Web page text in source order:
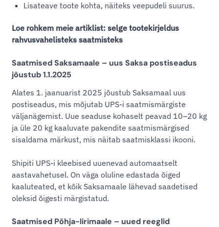
Lisateave toote kohta, näiteks veepudeli suurus.
Loe rohkem meie artiklist: selge tootekirjeldus
rahvusvahelisteks saatmisteks
Saatmised Saksamaale – uus Saksa postiseadus
jõustub 1.1.2025
Alates 1. jaanuarist 2025 jõustub Saksamaal uus
postiseadus, mis mõjutab UPS-i saatmismärgiste
väljanägemist. Uue seaduse kohaselt peavad 10–20 kg
ja üle 20 kg kaaluvate pakendite saatmismärgised
sisaldama märkust, mis näitab saatmisklassi ikooni.
Shipiti UPS-i kleebised uuenevad automaatselt
aastavahetusel. On väga oluline edastada õiged
kaaluteated, et kõik Saksamaale lähevad saadetised
oleksid õigesti märgistatud.
Saatmised Põhja-Iirimaale – uued reeglid